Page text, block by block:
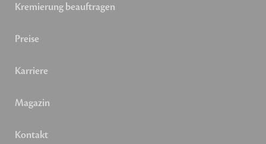
Kremierung beauftragen
Preise
Karriere
Magazin
Kontakt